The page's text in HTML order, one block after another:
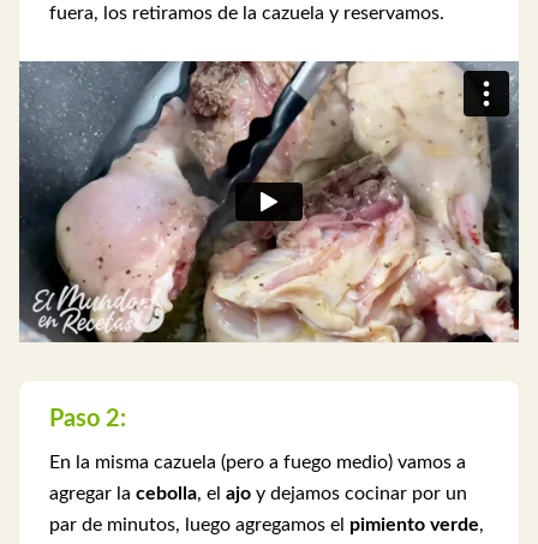
fuera, los retiramos de la cazuela y reservamos.
Paso 2:
En la misma cazuela (pero a fuego medio) vamos a
agregar la cebolla, el ajo y dejamos cocinar por un
par de minutos, luego agregamos el pimiento verde,